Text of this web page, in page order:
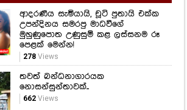
ආදරණීය සැමියායි, චූටි පුතායි එක්ක
උපන්දිනය සමරපු මාධවීගේ
මුහුණුපොත උණුසුම් කළ ලස්සනම රූ
පෙළක් මෙන්න!
278Views
තවත් බන්ධනාගාරයක
නොසන්සුන්තාවක්..
662Views